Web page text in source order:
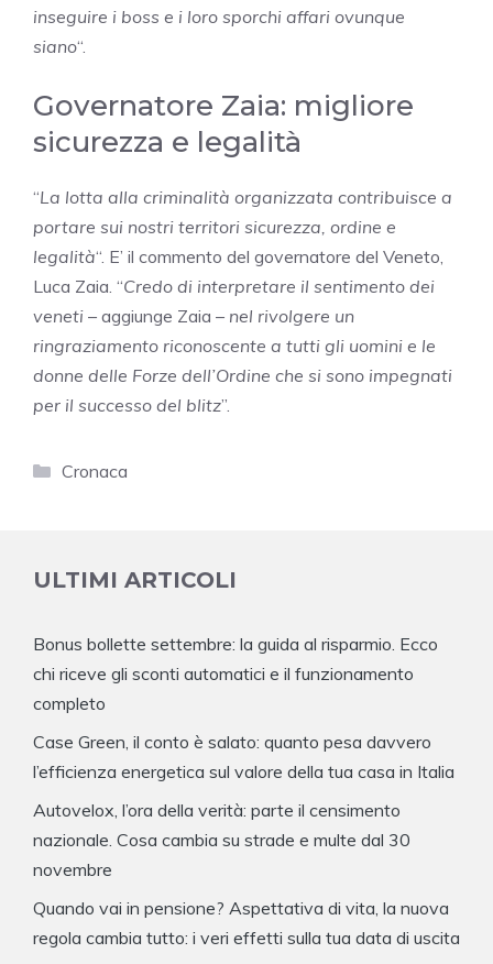
inseguire i boss e i loro sporchi affari ovunque
siano“.
Governatore Zaia: migliore
sicurezza e legalità
“La lotta alla criminalità organizzata contribuisce a
portare sui nostri territori sicurezza, ordine e
legalità“. E’ il commento del governatore del Veneto,
Luca Zaia. “Credo di interpretare il sentimento dei
veneti – aggiunge Zaia – nel rivolgere un
ringraziamento riconoscente a tutti gli uomini e le
donne delle Forze dell’Ordine che si sono impegnati
per il successo del blitz”.
Categorie
Cronaca
ULTIMI ARTICOLI
Bonus bollette settembre: la guida al risparmio. Ecco
chi riceve gli sconti automatici e il funzionamento
completo
Case Green, il conto è salato: quanto pesa davvero
l’efficienza energetica sul valore della tua casa in Italia
Autovelox, l’ora della verità: parte il censimento
nazionale. Cosa cambia su strade e multe dal 30
novembre
Quando vai in pensione? Aspettativa di vita, la nuova
regola cambia tutto: i veri effetti sulla tua data di uscita